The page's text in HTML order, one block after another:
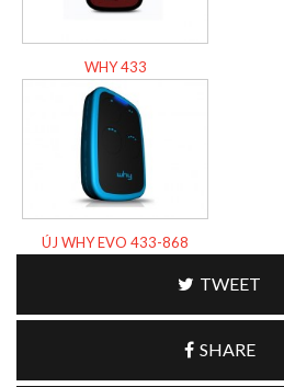
WHY 433
ÚJ WHY EVO 433-868
TWEET
SHARE